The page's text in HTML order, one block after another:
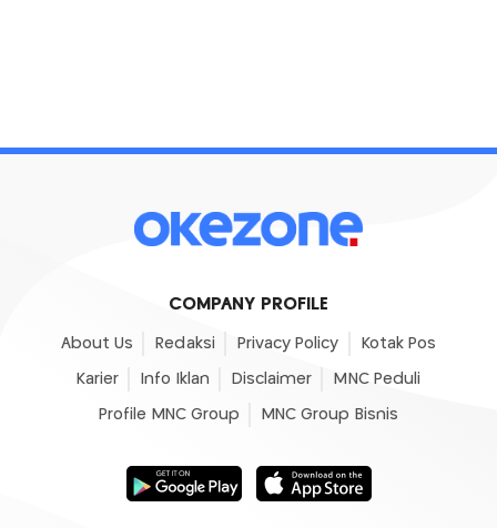
COMPANY PROFILE
About Us Redaksi Privacy Policy Kotak Pos
Karier Info Iklan Disclaimer MNC Peduli
Profile MNC Group MNC Group Bisnis